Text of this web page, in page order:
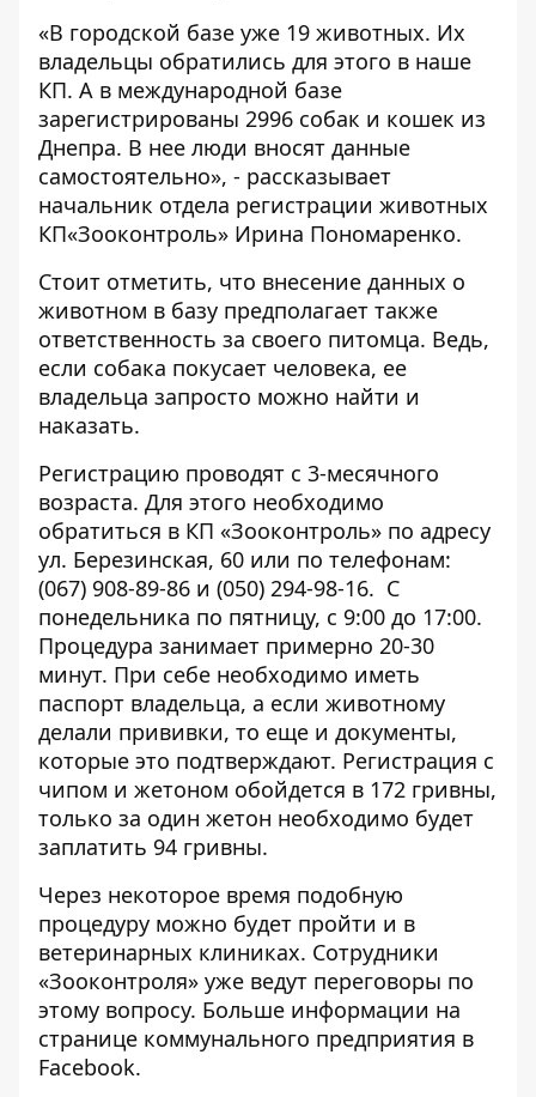
«В городской базе уже 19 животных. Их
владельцы обратились для этого в наше
КП. А в международной базе
зарегистрированы 2996 собак и кошек из
Днепра. В нее люди вносят данные
самостоятельно», - рассказывает
начальник отдела регистрации животных
КП«Зооконтроль» Ирина Пономаренко.
Стоит отметить, что внесение данных о
животном в базу предполагает также
ответственность за своего питомца. Ведь,
если собака покусает человека, ее
владельца запросто можно найти и
наказать.
Регистрацию проводят с 3-месячного
возраста. Для этого необходимо
обратиться в КП «Зооконтроль» по адресу
ул. Березинская, 60 или по телефонам:
(067) 908-89-86 и (050) 294-98-16. С
понедельника по пятницу, с 9:00 до 17:00.
Процедура занимает примерно 20-30
минут. При себе необходимо иметь
паспорт владельца, а если животному
делали прививки, то еще и документы,
которые это подтверждают. Регистрация с
чипом и жетоном обойдется в 172 гривны,
только за один жетон необходимо будет
заплатить 94 гривны.
Через некоторое время подобную
процедуру можно будет пройти и в
ветеринарных клиниках. Сотрудники
«Зооконтроля» уже ведут переговоры по
этому вопросу. Больше информации на
странице коммунального предприятия в
Facebook.